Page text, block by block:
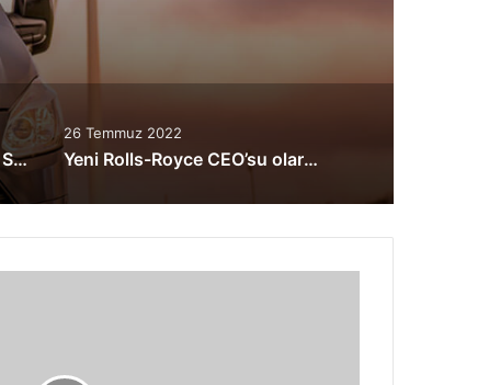
İlk full elektrikli Rolls-Royce Spectre sahnede!
26 Temmuz 2022
Yeni Rolls-Royce CEO’su olarak Tufan Erginbilgiç atandı